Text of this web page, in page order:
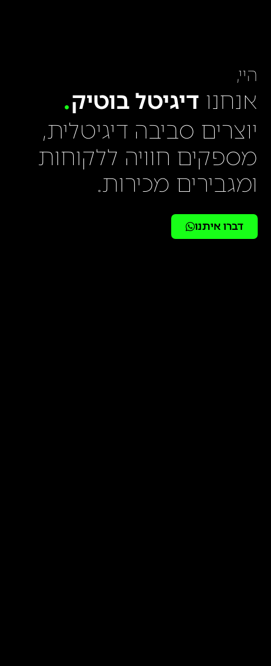
היי,
אנחנו דיגיטל בוטיק
יוצרים סביבה דיגיטלית,
מספקים חוויה ללקוחות
ומגבירים מכירות.
דברו איתנו